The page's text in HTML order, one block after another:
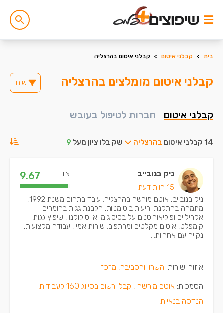
בית > קבלני איטום > קבלני איטום בהרצליה
קבלני איטום מומלצים בהרצליה שינוי
קבלני איטום חברות לטיפול בעובש
14 קבלני איטום בהרצליה שקיבלו ציון מעל 9
ניק בנובייב
15 חוות דעת
ציון: 9.67
ניק בנובייב, אוטם מורשה בהרצליה. עובד בתחום משנת 1992,
מתמחה בהתקנת יריעות ביטומניות, הלבנת גגות בחומרים
אקריליים ופוליאוריטנים על בסיס גומי או סילוקנוי, שיפוץ גגות
קומפלט, איטום מקלטים ומרתפים. שירות אמין, עבודה מקצועית,
נקייה עם אחריות....
איזורי שירות: השרון והסביבה, מרכז
הסמכות: אוטם מורשה ,
קבלן רשום בסיווג 160 לעבודות
הנדסה בנאיות